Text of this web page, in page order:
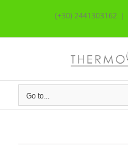
(+30) 2441303162 |
Go to...